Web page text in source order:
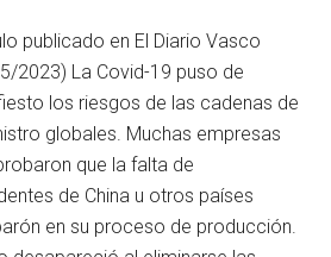
publicado en El Diario Vasco
2023) La Covid-19 puso de
los riesgos de las cadenas de
globales. Muchas empresas
que la falta de
de China u otros países
en su proceso de producción.